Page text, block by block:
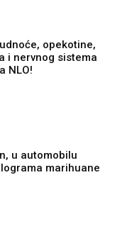
opekotine,
i nervnog sistema
NLO!
u automobilu
marihuane